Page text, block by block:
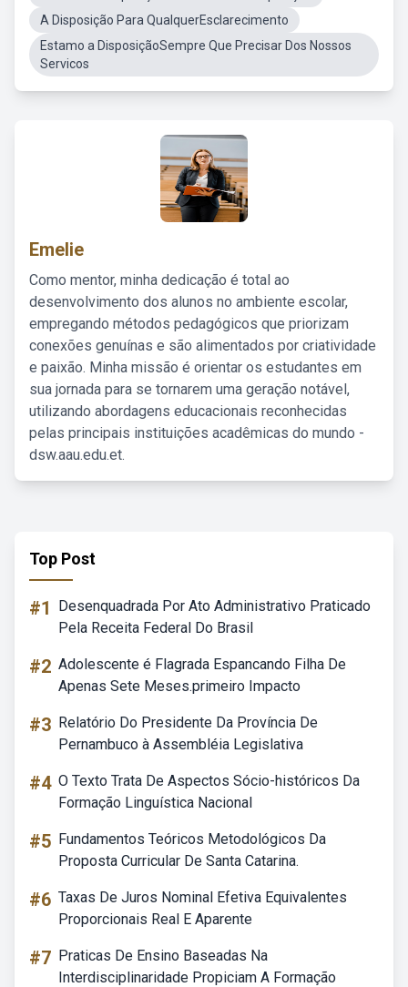
A Disposição Para QualquerEsclarecimento
Estamo a DisposiçãoSempre Que Precisar Dos Nossos
Servicos
Emelie
Como mentor, minha dedicação é total ao
desenvolvimento dos alunos no ambiente escolar,
empregando métodos pedagógicos que priorizam
conexões genuínas e são alimentados por criatividade
e paixão. Minha missão é orientar os estudantes em
sua jornada para se tornarem uma geração notável,
utilizando abordagens educacionais reconhecidas
pelas principais instituições acadêmicas do mundo -
dsw.aau.edu.et.
Top Post
#1
Desenquadrada Por Ato Administrativo Praticado
Pela Receita Federal Do Brasil
#2 Adolescente é Flagrada Espancando Filha De
Apenas Sete Meses.primeiro Impacto
#3 Relatório Do Presidente Da Província De
Pernambuco à Assembléia Legislativa
#4 O Texto Trata De Aspectos Sócio-históricos Da
Formação Linguística Nacional
#5 Fundamentos Teóricos Metodológicos Da
Proposta Curricular De Santa Catarina.
#6 Taxas De Juros Nominal Efetiva Equivalentes
Proporcionais Real E Aparente
#7 Praticas De Ensino Baseadas Na
Interdisciplinaridade Propiciam A Formação